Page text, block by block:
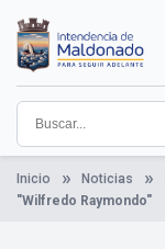
contenido
principal
Institucional
Municipios
Descubre Maldonado
Comunicación
Servicios
Guía De Trámites
Ver Noticias
Inicio Noticias
"Wilfredo Raymondo"